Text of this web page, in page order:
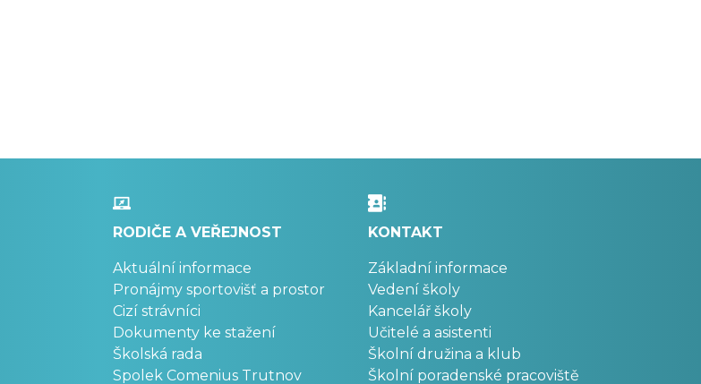
RODIČE A VEŘEJNOST
Aktuální informace
Pronájmy sportovišť a prostor
Cizí strávníci
Dokumenty ke stažení
Školská rada
Spolek Comenius Trutnov
KONTAKT
Základní informace
Vedení školy
Kancelář školy
Učitelé a asistenti
Školní družina a klub
Školní poradenské pracoviště